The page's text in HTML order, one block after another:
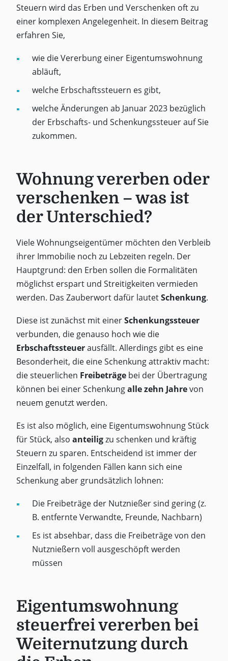
Steuern wird das Erben und Verschenken oft zu
einer komplexen Angelegenheit. In diesem Beitrag
erfahren Sie,
wie die Vererbung einer Eigentumswohnung
abläuft,
welche Erbschaftssteuern es gibt,
welche Änderungen ab Januar 2023 bezüglich
der Erbschafts- und Schenkungssteuer auf Sie
zukommen.
Wohnung vererben oder
verschenken – was ist
der Unterschied?
Viele Wohnungseigentümer möchten den Verbleib
ihrer Immobilie noch zu Lebzeiten regeln. Der
Hauptgrund: den Erben sollen die Formalitäten
möglichst erspart und Streitigkeiten vermieden
werden. Das Zauberwort dafür lautetSchenkung.
Diese ist zunächst mit einerSchenkungssteuer
verbunden, die genauso hoch wie die
Erbschaftssteuerausfällt. Allerdings gibt es eine
Besonderheit, die eine Schenkung attraktiv macht:
die steuerlichen Freibeträgebei der Übertragung
können bei einer Schenkungalle zehn Jahrevon
neuem genutzt werden.
Es ist also möglich, eine Eigentumswohnung Stück
für Stück, also anteiligzu schenken und kräftig
Steuern zu sparen. Entscheidend ist immer der
Einzelfall, in folgenden Fällen kann sich eine
Schenkung aber grundsätzlich lohnen:
Die Freibeträge der Nutznießer sind gering (z.
B. entfernte Verwandte, Freunde, Nachbarn)
Es ist absehbar, dass die Freibeträge von den
Nutznießern voll ausgeschöpft werden
müssen
Eigentumswohnung
steuerfrei vererben bei
Weiternutzung durch